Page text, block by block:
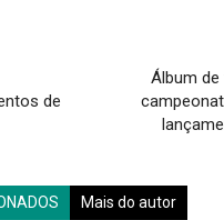
de
Álbum
Mais do autor